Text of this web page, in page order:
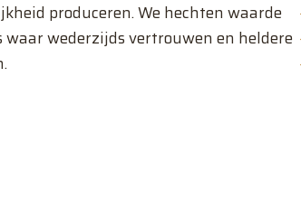
produceren. We hechten waarde
wederzijds vertrouwen en heldere